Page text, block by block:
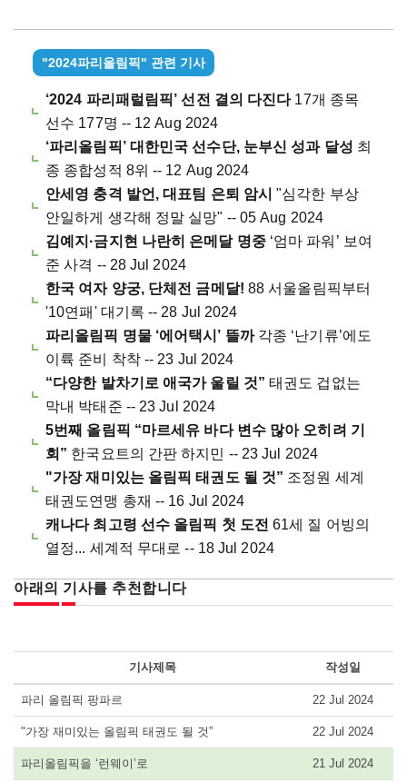
"2024파리올림픽" 관련 기사
‘2024 파리패럴림픽’ 선전 결의 다진다17개 종목
선수 177명 -- 12 Aug 2024
‘파리올림픽’ 대한민국 선수단, 눈부신 성과 달성 최
종 종합성적 8위 -- 12 Aug 2024
안세영 충격 발언, 대표팀 은퇴 암시 "심각한 부상
안일하게 생각해 정말 실망" -- 05 Aug 2024
김예지·금지현 나란히 은메달 명중‘엄마 파워’ 보여
준 사격 -- 28 Jul 2024
한국 여자 양궁, 단체전 금메달! 88 서울올림픽부터
'10연패' 대기록 -- 28 Jul 2024
파리올림픽 명물 ‘에어택시’ 뜰까각종 ‘난기류’에도
이륙 준비 착착 -- 23 Jul 2024
“다양한 발차기로 애국가 울릴 것” 태권도 겁없는
막내 박태준 -- 23 Jul 2024
5번째 올림픽 “마르세유 바다 변수 많아 오히려 기
회” 한국요트의 간판 하지민 -- 23 Jul 2024
"가장 재미있는 올림픽 태권도 될 것” 조정원 세계
태권도연맹 총재 -- 16 Jul 2024
캐나다 최고령 선수 올림픽 첫 도전 61세 질 어빙의
열정... 세계적 무대로 -- 18 Jul 2024
아래의 기사를 추천합니다
기사제목 작성일
파리 올림픽 팡파르 22 Jul 2024
"가장 재미있는 올림픽 태권도 될 것” 22 Jul 2024
파리올림픽을 ‘런웨이’로 21 Jul 2024